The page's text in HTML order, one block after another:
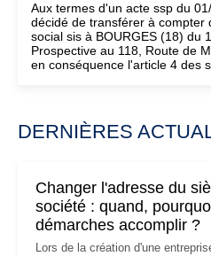
Aux termes d'un acte ssp du
décidé de transférer à compter
social sis à BOURGES (18) du
Prospective au 118, Route de
en conséquence l'article 4 des
DERNIÈRES
Changer l'adresse du
société : quand,
démarches accomplir ?
Lors de la création d'une